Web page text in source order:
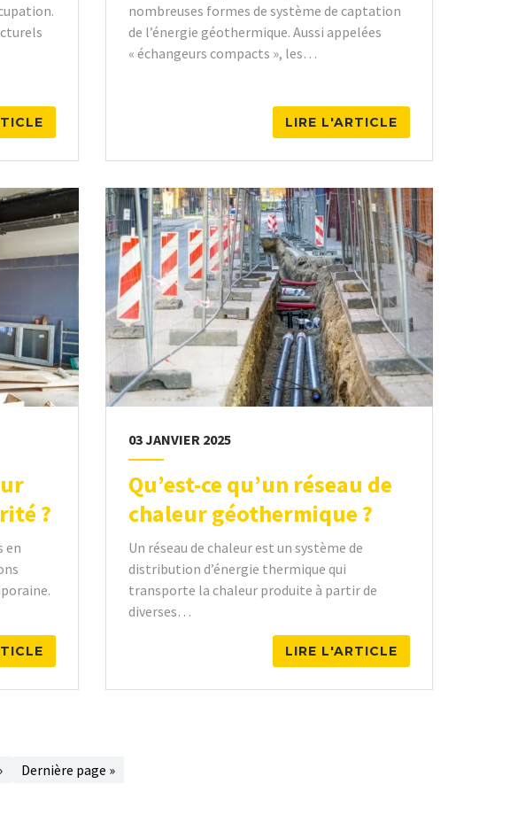
nombreuses formes de système de captation
de l’énergie géothermique. Aussi appelées
« échangeurs compacts », les…
LIRE L'ARTICLE
?
en
03 JANVIER 2025
Qu’est-ce qu’un réseau de
chaleur géothermique ?
Un réseau de chaleur est un système de
distribution d’énergie thermique qui
transporte la chaleur produite à partir de
diverses…
LIRE L'ARTICLE
Dernière page »